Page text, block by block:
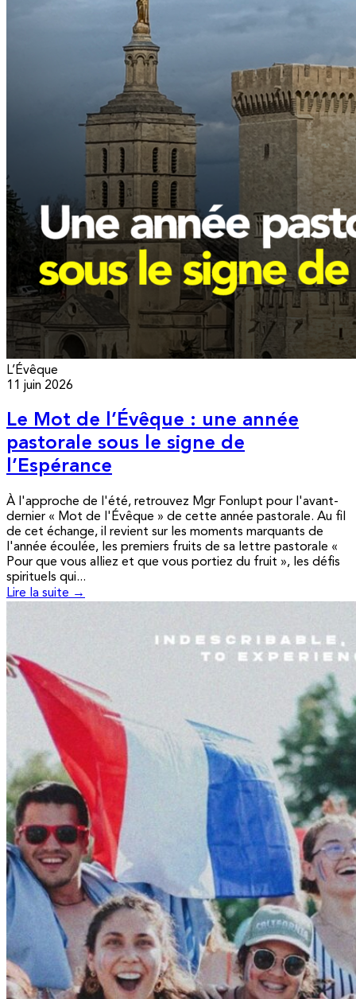
L’Évêque
11 juin 2026
Le Mot de l’Évêque : une année
pastorale sous le signe de
l’Espérance
À l'approche de l'été, retrouvez Mgr Fonlupt pour l'avant-
dernier « Mot de l'Évêque » de cette année pastorale. Au fil
de cet échange, il revient sur les moments marquants de
l'année écoulée, les premiers fruits de sa lettre pastorale «
Pour que vous alliez et que vous portiez du fruit », les défis
spirituels qui...
Lire la suite →